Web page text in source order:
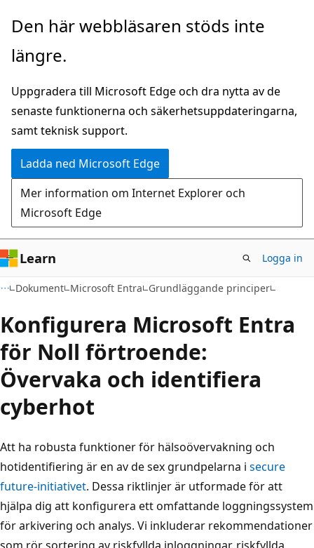
Hoppa
huvudinnehåll
Den här webbläsaren stöds inte
längre.
Uppgradera till Microsoft Edge och dra nytta av de
senaste funktionerna och säkerhetsuppdateringarna,
samt teknisk support.
Ladda ned Microsoft Edge
Mer information om Internet Explorer och
Microsoft Edge
Learn Logga in
Dokument Microsoft Entra Grundläggande principer
Konfigurera Microsoft Entra
för Noll förtroende:
Övervaka och identifiera
cyberhot
Att ha robusta funktioner för hälsoövervakning och
hotidentifiering är en av de sex grundpelarna i secure
future-initiativet. Dessa riktlinjer är utformade för att
hjälpa dig att konfigurera ett omfattande loggningssystem
för arkivering och analys. Vi inkluderar rekommendationer
som rör sortering av riskfyllda inloggningar, riskfyllda